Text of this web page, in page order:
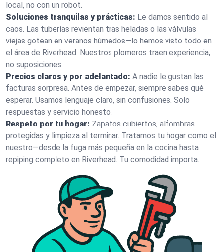
local, no con un robot.
Soluciones tranquilas y prácticas: Le damos sentido al
caos. Las tuberías revientan tras heladas o las válvulas
viejas gotean en veranos húmedos—lo hemos visto todo en
el área de Riverhead. Nuestros plomeros traen experiencia,
no suposiciones.
Precios claros y por adelantado: A nadie le gustan las
facturas sorpresa. Antes de empezar, siempre sabes qué
esperar. Usamos lenguaje claro, sin confusiones. Solo
respuestas y servicio honesto.
Respeto por tu hogar: Zapatos cubiertos, alfombras
protegidas y limpieza al terminar. Tratamos tu hogar como el
nuestro—desde la fuga más pequeña en la cocina hasta
repiping completo en Riverhead. Tu comodidad importa.